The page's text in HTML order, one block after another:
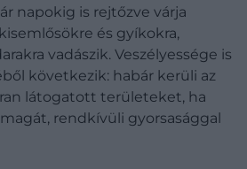
napokig is rejtőzve várja
és gyíkokra,
vadászik. Veszélyessége is
következik: habár kerüli az
látogatott területeket, ha
rendkívüli gyorsasággal